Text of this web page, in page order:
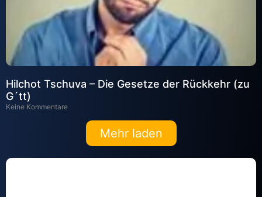
Hilchot Tschuva – Die Gesetze der Rückkehr (zu
G´tt)
Keine Kommentare
Mehr laden